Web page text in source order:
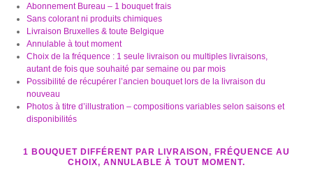
Abonnement Bureau – 1 bouquet frais
Sans colorant ni produits chimiques
Livraison Bruxelles & toute Belgique
Annulable à tout moment
Choix de la fréquence : 1 seule livraison ou multiples livraisons,
autant de fois que souhaité par semaine ou par mois
Possibilité de récupérer l’ancien bouquet lors de la livraison du
nouveau
Photos à titre d’illustration – compositions variables selon saisons et
disponibilités
1 BOUQUET DIFFÉRENT PAR LIVRAISON, FRÉQUENCE AU
CHOIX, ANNULABLE À TOUT MOMENT.